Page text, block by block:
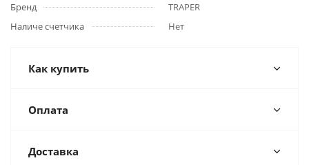
Бренд
TRAPER
Наличе счетчика
Нет
Как купить
Оплата
Доставка